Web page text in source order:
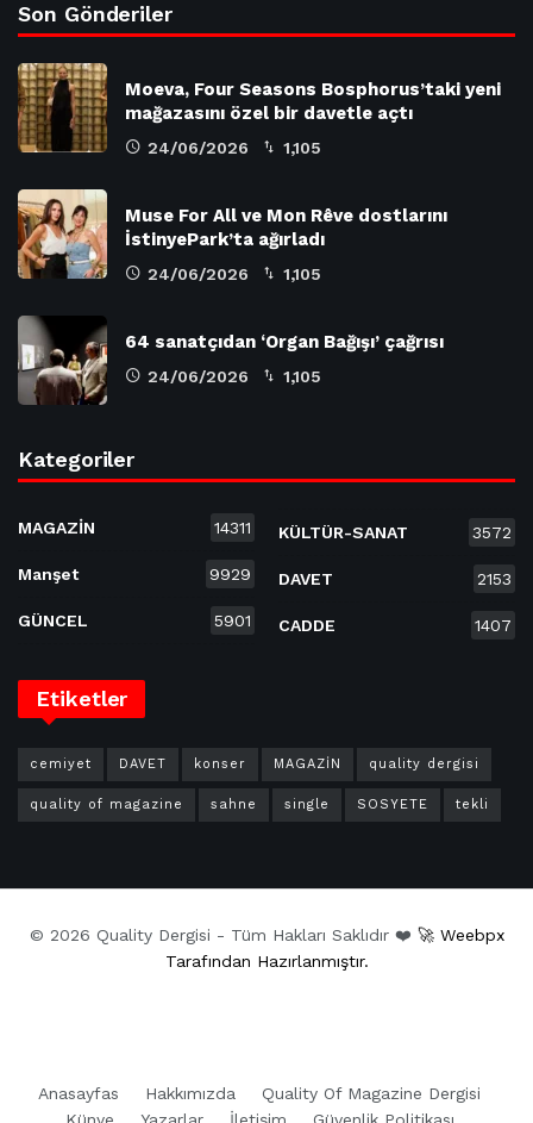
Son Gönderiler
Moeva, Four Seasons Bosphorus’taki yeni
mağazasını özel bir davetle açtı
24/06/2026 1,105
Muse For All ve Mon Rêve dostlarını
İstinyePark’ta ağırladı
24/06/2026 1,105
64 sanatçıdan ‘Organ Bağışı’ çağrısı
24/06/2026 1,105
Kategoriler
MAGAZİN 14311
Manşet 9929
GÜNCEL 5901
KÜLTÜR-SANAT 3572
DAVET 2153
CADDE 1407
Etiketler
cemiyet DAVET konser MAGAZİN quality dergisi
quality of magazine sahne single SOSYETE tekli
© 2026 Quality Dergisi - Tüm Hakları Saklıdır ❤️ 🚀 Weebpx
Tarafından Hazırlanmıştır.
Anasayfas Hakkımızda
Quality Of Magazine Dergisi